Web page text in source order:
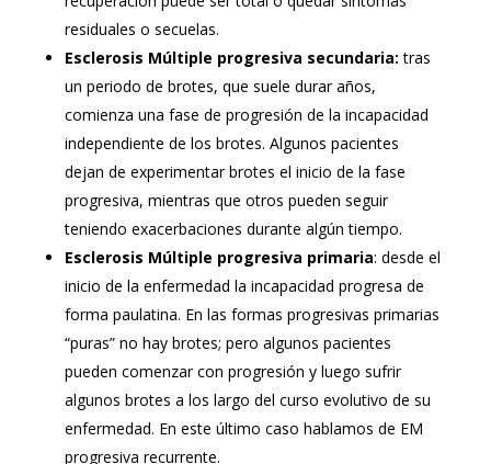
residuales o secuelas.
Esclerosis Múltiple progresiva secundaria:tras
un periodo de brotes, que suele durar años,
comienza una fase de progresión de la incapacidad
independiente de los brotes. Algunos pacientes
dejan de experimentar brotes el inicio de la fase
progresiva, mientras que otros pueden seguir
teniendo exacerbaciones durante algún tiempo.
Esclerosis Múltiple progresiva primaria: desde el
inicio de la enfermedad la incapacidad progresa de
forma paulatina. En las formas progresivas primarias
“puras” no hay brotes; pero algunos pacientes
pueden comenzar con progresión y luego sufrir
algunos brotes a los largo del curso evolutivo de su
enfermedad. En este último caso hablamos de EM
progresiva recurrente.